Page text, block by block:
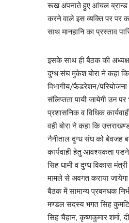
रूख अपनाते हुए आंचल ब्रान्ड
करने वाले इस व्यक्ति पर पर
साथ मानहानि का प्रस्ताव
इसके साथ ही बैठक की
दुग्ध संघ मुकेश बोरा ने कहा
विभागीय/फैडरेशन/परियोजना
संलिप्तता पायी जायेगी उन
प्रशासनिक व विधिक
वही बोरा ने कहा कि
नैनीताल दुग्ध संघ को बेवजह
कार्यवाही हेतु आवश्यकता
सिह धामी व दुग्ध विकास
मामले से अवगत कराया
बैठक में सामान्य प्रबनधक
मण्डल सदस्य भगत सिह
सिह चैहान, कृष्णकुमार शर्मा,